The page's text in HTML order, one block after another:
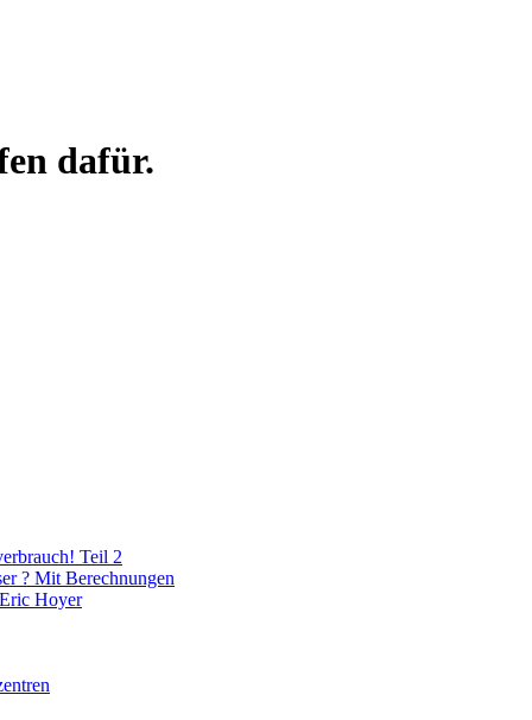
dafür.
Teil 2
? Mit Berechnungen
Hoyer